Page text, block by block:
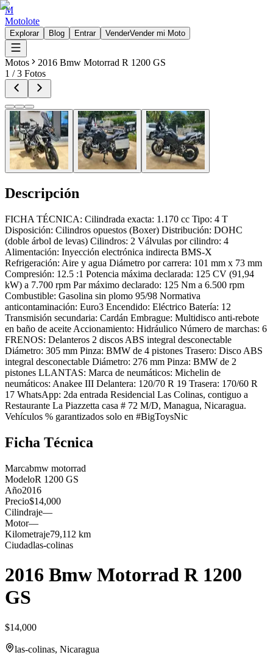
M
Motolote
Explorar Blog Entrar VenderVender mi Moto
Motos
2016 Bmw Motorrad R 1200 GS
1 /3 Fotos
Descripción
FICHA TÉCNICA: Cilindrada exacta: 1.170 cc Tipo: 4 T
Disposición: Cilindros opuestos (Boxer) Distribución: DOHC
(doble árbol de levas) Cilindros: 2 Válvulas por cilindro: 4
Alimentación: Inyección electrónica indirecta BMS-X
Refrigeración: Aire y agua Diámetro por carrera: 101 mm x 73 mm
Compresión: 12.5 :1 Potencia máxima declarada: 125 CV (91,94
kW) a 7.700 rpm Par máximo declarado: 125 Nm a 6.500 rpm
Combustible: Gasolina sin plomo 95/98 Normativa
anticontaminación: Euro3 Encendido: Eléctrico Batería: 12
Transmisión secundaria: Cardán Embrague: Multidisco anti-rebote
en baño de aceite Accionamiento: Hidráulico Número de marchas: 6
FRENOS: Delanteros 2 discos ABS integral desconectable
Diámetro: 305 mm Pinza: BMW de 4 pistones Trasero: Disco ABS
integral desconectable Diámetro: 276 mm Pinza: BMW de 2
pistones LLANTAS: Marca de neumáticos: Michelin de
neumáticos: Anakee III Delantera: 120/70 R 19 Trasera: 170/60 R
17 WhatsApp: 2da entrada Residencial Las Colinas, contiguo a
Restaurante La Piazzetta casa # 72 M/D, Managua, Nicaragua.
Vehículos % garantizados solo en #BigToysNic
Ficha Técnica
Marcabmw motorrad
ModeloR 1200 GS
Año2016
Precio$14,000
Cilindraje—
Motor—
Kilometraje79,112 km
Ciudadlas-colinas
2016 Bmw Motorrad R 1200
GS
$14,000
las-colinas, Nicaragua